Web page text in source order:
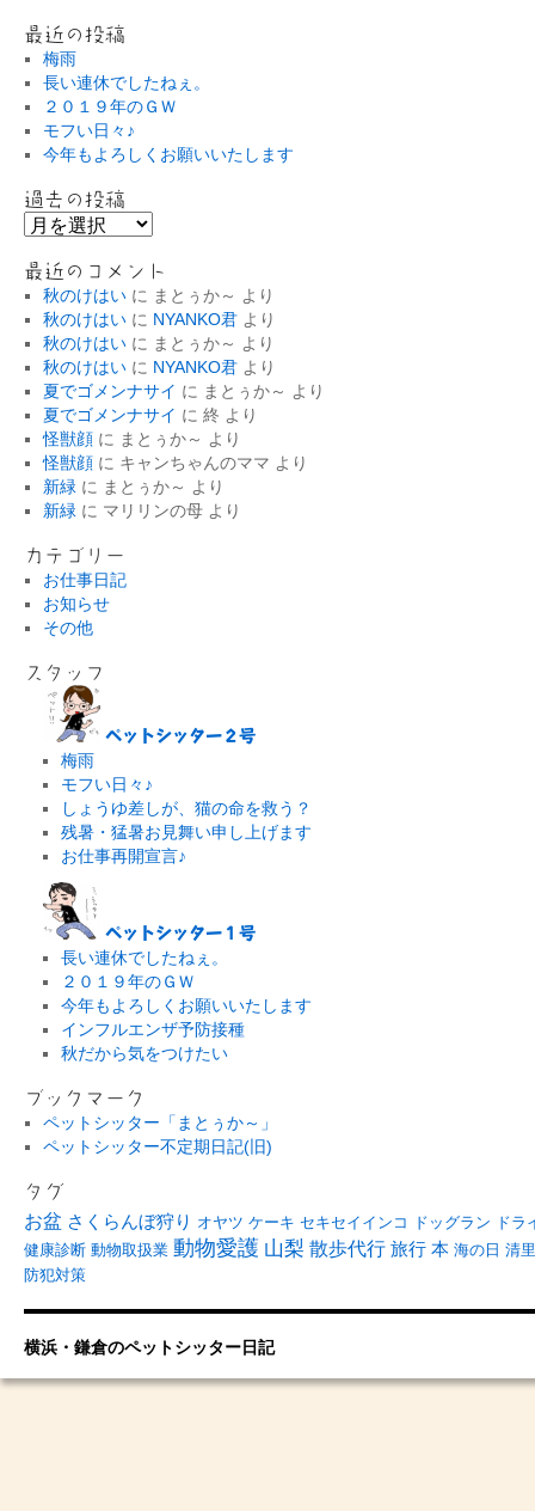
最近の投稿
梅雨
長い連休でしたねぇ。
２０１９年のＧＷ
モフい日々♪
今年もよろしくお願いいたします
過去の投稿
過
の
投
稿
最近のコメント
秋のけはいに まとぅか～ より
秋のけはいに NYANKO君より
秋のけはいに まとぅか～ より
秋のけはいに NYANKO君より
夏でゴメンナサイ に まとぅか～ より
夏でゴメンナサイ に 終 より
怪獣顔に まとぅか～ より
怪獣顔に キャンちゃんのママ より
新緑 に まとぅか～ より
新緑 に マリリンの母より
カテゴリー
お仕事日記
お知らせ
その他
スタッフ
ペットシッター２号
梅雨
モフい日々♪
しょうゆ差しが、猫の命を救う？
残暑・猛暑お見舞い申し上げます
お仕事再開宣言♪
ペットシッター１号
長い連休でしたねぇ。
２０１９年のＧＷ
今年もよろしくお願いいたします
インフルエンザ予防接種
秋だから気をつけたい
ブックマーク
ペットシッター「まとぅか～」
ペットシッター不定期日記(旧)
タグ
お盆 さくらんぼ狩り オヤツ ケーキ セキセイインコ ドッグラン ドラ
健康診断 動物取扱業 動物愛護 山梨 散歩代行 旅行 本 海の日 清里
防犯対策
横浜・鎌倉のペットシッター日記